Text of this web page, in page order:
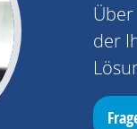
der